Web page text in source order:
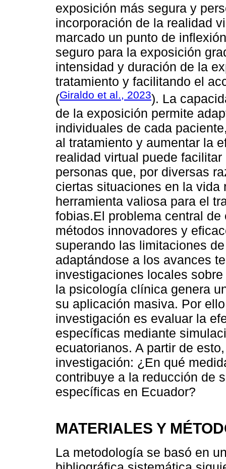
exposición más segura y
incorporación de la realidad
marcado un punto de
seguro para la exposición
intensidad y duración de la
tratamiento y facilitando el
(Giraldo et al., 2023). La
de la exposición permite
individuales de cada
al tratamiento y aumentar la
realidad virtual puede
personas que, por diversas
ciertas situaciones en la vida
herramienta valiosa para el
fobias.El problema central
métodos innovadores y
superando las limitaciones
adaptándose a los avances
investigaciones locales
la psicología clínica genera
su aplicación masiva. Por
investigación es evaluar la
específicas mediante
ecuatorianos. A partir de
investigación: ¿En qué
contribuye a la reducción de
específicas en Ecuador?
MATERIALES Y
La metodología se basó en